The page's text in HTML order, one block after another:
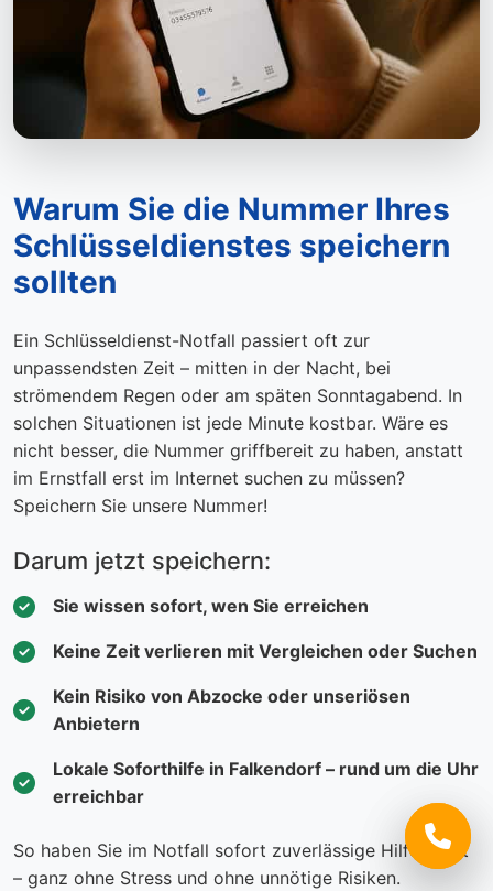
Warum Sie die Nummer Ihres
Schlüsseldienstes speichern
sollten
Ein Schlüsseldienst-Notfall passiert oft zur
unpassendsten Zeit – mitten in der Nacht, bei
strömendem Regen oder am späten Sonntagabend. In
solchen Situationen ist jede Minute kostbar. Wäre es
nicht besser, die Nummer griffbereit zu haben, anstatt
im Ernstfall erst im Internet suchen zu müssen?
Speichern Sie unsere Nummer!
Darum jetzt speichern:
Sie wissen sofort, wen Sie erreichen
Keine Zeit verlieren mit Vergleichen oder Suchen
Kein Risiko von Abzocke oder unseriösen
Anbietern
Lokale Soforthilfe in Falkendorf – rund um die Uhr
erreichbar
So haben Sie im Notfall sofort zuverlässige Hilfe parat
– ganz ohne Stress und ohne unnötige Risiken.